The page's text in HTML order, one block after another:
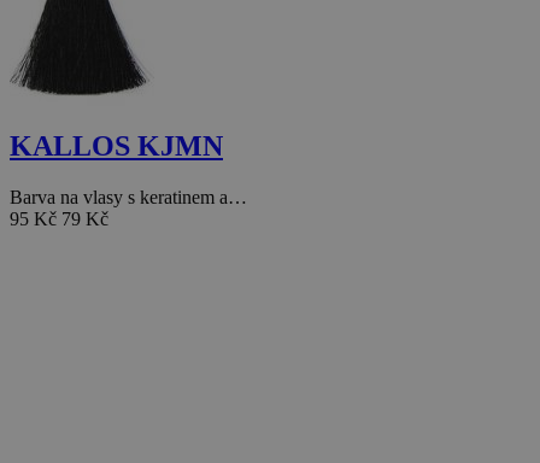
KALLOS KJMN
Barva na vlasy s keratinem a…
95 Kč 79 Kč